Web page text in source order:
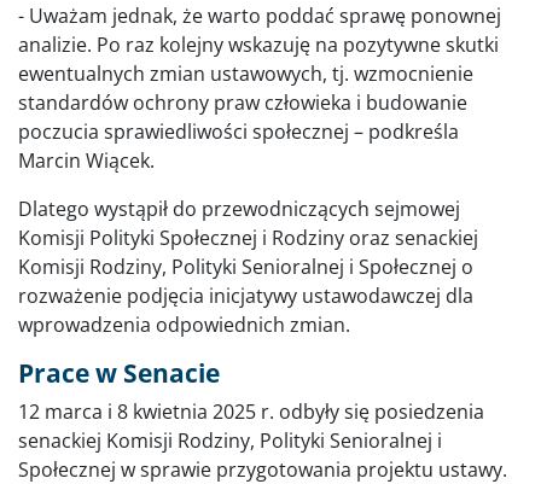
- Uważam jednak, że warto poddać sprawę ponownej
analizie. Po raz kolejny wskazuję na pozytywne skutki
ewentualnych zmian ustawowych, tj. wzmocnienie
standardów ochrony praw człowieka i budowanie
poczucia sprawiedliwości społecznej – podkreśla
Marcin Wiącek.
Dlatego wystąpił do przewodniczących sejmowej
Komisji Polityki Społecznej i Rodziny oraz senackiej
Komisji Rodziny, Polityki Senioralnej i Społecznej o
rozważenie podjęcia inicjatywy ustawodawczej dla
wprowadzenia odpowiednich zmian.
Prace w Senacie
12 marca i 8 kwietnia 2025 r. odbyły się posiedzenia
senackiej Komisji Rodziny, Polityki Senioralnej i
Społecznej w sprawie przygotowania projektu ustawy.